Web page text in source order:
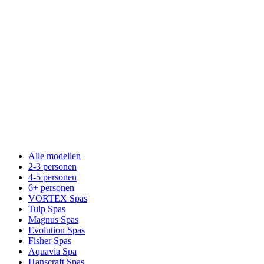
Alle modellen
2-3 personen
4-5 personen
6+ personen
VORTEX Spas
Tulp Spas
Magnus Spas
Evolution Spas
Fisher Spas
Aquavia Spa
Hanscraft Spas